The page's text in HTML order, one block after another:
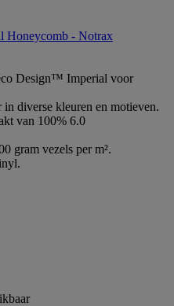
Honeycomb - Notrax
Design™ Imperial voor
diverse kleuren en motieven.
van 100% 6.0
gram vezels per m².